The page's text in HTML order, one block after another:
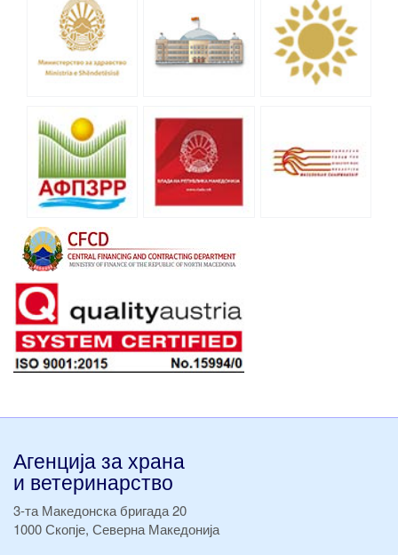
Агенција за храна
и ветеринарство
3-та Македонска бригада 20
1000 Скопје, Северна Македонија